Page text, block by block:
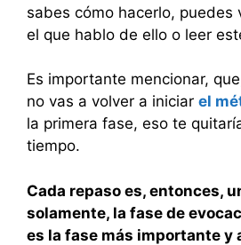
sabes cómo hacerlo, puedes
el que hablo de ello o leer
Es importante mencionar,
no vas a volver a iniciar el
la primera fase, eso te
tiempo.
Cada repaso es, entonces,
solamente, la fase de
es la fase más importante y